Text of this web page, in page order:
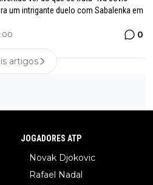
um intrigante duelo com Sabalenka em
0
artigos
JOGADORES ATP
Novak Djokovic
Rafael Nadal